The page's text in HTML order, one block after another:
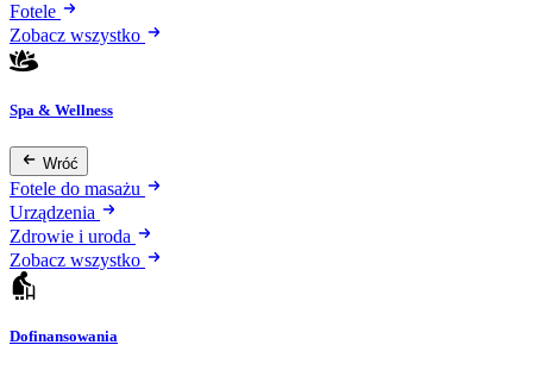
Fotele
Zobacz wszystko
Spa & Wellness
Wróć
Fotele do masażu
Urządzenia
Zdrowie i uroda
Zobacz wszystko
Dofinansowania